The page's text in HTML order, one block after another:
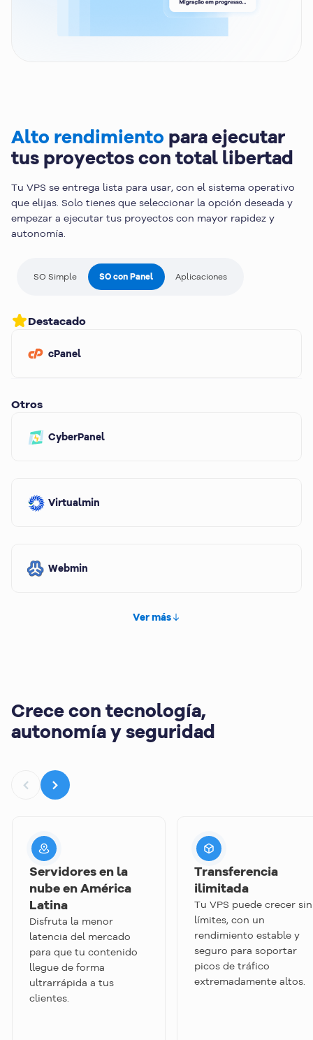
Alto rendimiento para ejecutar
tus proyectos con total libertad
Tu VPS se entrega lista para usar, con el sistema operativo
que elijas. Solo tienes que seleccionar la opción deseada y
empezar a ejecutar tus proyectos con mayor rapidez y
autonomía.
SO Simple SO con Panel Aplicaciones
Destacado
cPanel
Otros
CyberPanel
Virtualmin
Webmin
Ver más
Crece con tecnología,
autonomía y seguridad
Servidores en la
nube en América
Latina
Disfruta la menor
latencia del mercado
para que tu contenido
llegue de forma
ultrarrápida a tus
clientes.
Transferencia
ilimitada
Tu VPS puede crecer sin
límites, con un
rendimiento estable y
seguro para soportar
picos de tráfico
extremadamente altos.